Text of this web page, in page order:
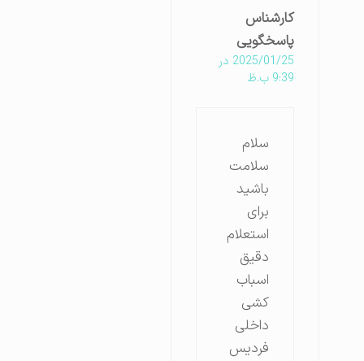
کارشناس
پاسخگویی
2025/01/25 در
سلام
سلامت
باشید
استعلام
دقیق
اسباب
کشی
داخلی
فردیس